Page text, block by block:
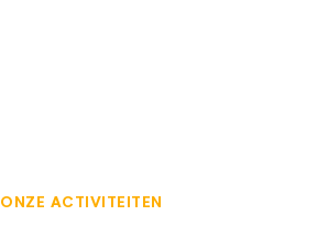
ONZE ACTIVITEITEN